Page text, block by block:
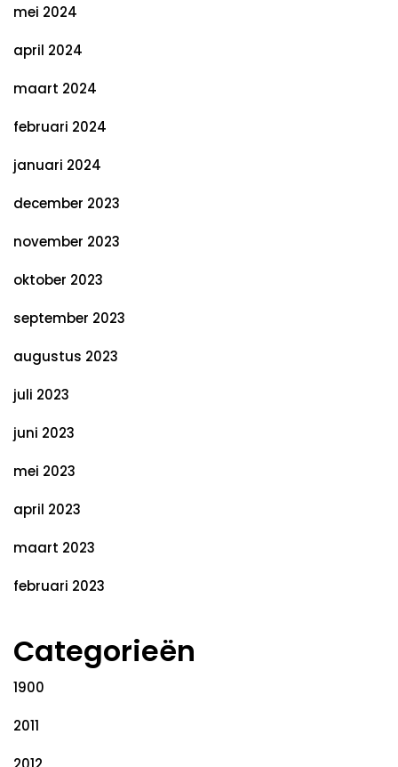
mei 2024
april 2024
maart 2024
februari 2024
januari 2024
december 2023
november 2023
oktober 2023
september 2023
augustus 2023
juli 2023
juni 2023
mei 2023
april 2023
maart 2023
februari 2023
Categorieën
1900
2011